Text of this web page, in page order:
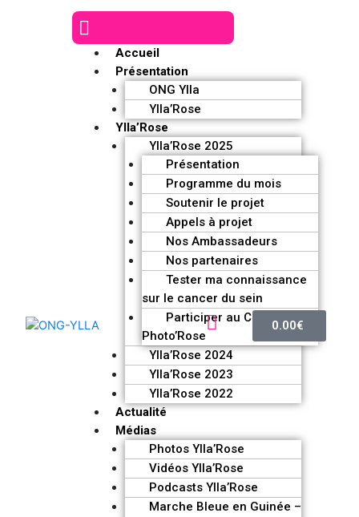
Accueil
Présentation
ONG Ylla
Ylla’Rose
Ylla’Rose
Ylla’Rose 2025
Présentation
Programme du mois
Soutenir le projet
Appels à projet
Nos Ambassadeurs
Nos partenaires
Tester ma connaissance
sur le cancer du sein
Participer au Challenge
Photo’Rose
Ylla’Rose 2024
Ylla’Rose 2023
Ylla’Rose 2022
Actualité
Médias
Photos Ylla’Rose
Vidéos Ylla’Rose
Podcasts Ylla’Rose
Marche Bleue en Guinée –
0.00€